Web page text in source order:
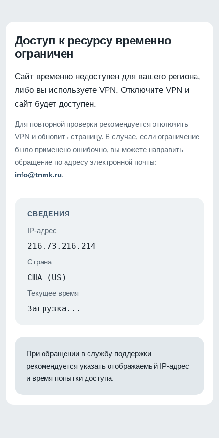
Доступ к ресурсу временно
ограничен
Сайт временно недоступен для вашего региона,
либо вы используете VPN. Отключите VPN и
сайт будет доступен.
Для повторной проверки рекомендуется отключить
VPN и обновить страницу. В случае, если ограничение
было применено ошибочно, вы можете направить
обращение по адресу электронной почты:
info@tnmk.ru.
СВЕДЕНИЯ
IP-адрес
216.73.216.214
Страна
США (US)
Текущее время
Загрузка...
При обращении в службу поддержки
рекомендуется указать отображаемый IP-адрес
и время попытки доступа.